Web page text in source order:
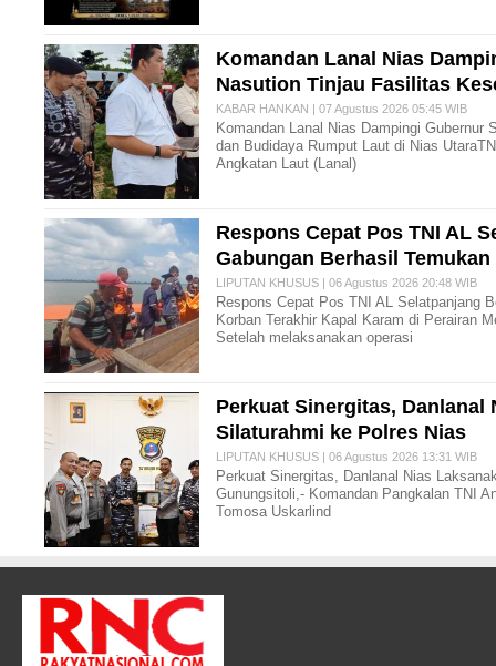
Komandan Lanal Nias
Nasution Tinjau Fasilitas
KABAR HANKAN | 07 Agustus 2026 05:45 WIB
Komandan Lanal Nias Dampingi
dan Budidaya Rumput Laut di Nias Utara
Angkatan Laut (Lanal)
Respons Cepat Pos TNI AL
Gabungan Berhasil
LIPUTAN KHUSUS | 06 Agustus 2026 20:48 WIB
Respons Cepat Pos TNI AL Selatpanjang
Korban Terakhir Kapal Karam di Perairan
Setelah melaksanakan operasi
Perkuat Sinergitas, Danlanal
Silaturahmi ke Polres Nias
LIPUTAN KHUSUS | 06 Agustus 2026 13:31 WIB
Perkuat Sinergitas, Danlanal Nias
Gunungsitoli,- Komandan Pangkalan TNI
Tomosa Uskarlind